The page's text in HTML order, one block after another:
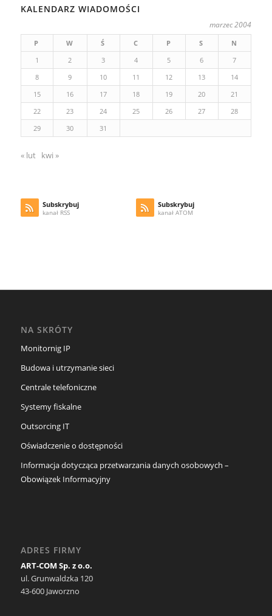
KALENDARZ WIADOMOŚCI
marzec 2004
P W Ś C P S
N
1
2 3 4 5 6
7
8
9 10 11 12 13
14
15
16 17 18 19 20
21
22
23 24 25 26 27
28
29
30 31
« lut kwi »
Subskrybuj
kanał RSS
Subskrybuj
kanał ATOM
NA SKRÓTY
Monitornig IP
Budowa i utrzymanie sieci
Centrale telefoniczne
Systemy fiskalne
Outsorcing IT
Oświadczenie o dostępności
Informacja dotycząca przetwarzania danych osobowych –
Obowiązek Informacyjny
ADRES FIRMY
ART-COM Sp. z o.o.
ul. Grunwaldzka 120
43-600 Jaworzno